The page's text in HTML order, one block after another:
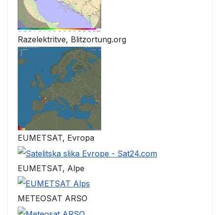
Razelektritve, Blitzortung.org
EUMETSAT, Evropa
EUMETSAT, Alpe
METEOSAT ARSO